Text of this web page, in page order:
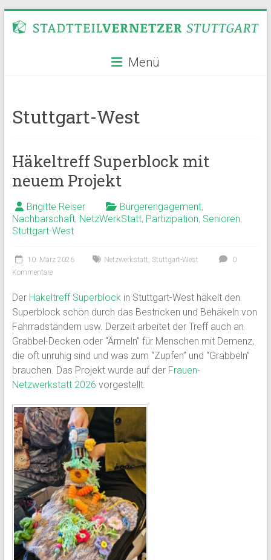
Inhalt
Stadtteilvernetzer
Menü
Stuttgart-West
Häkeltreff Superblock mit
neuem Projekt
Brigitte Reiser Bürgerengagement,
Nachbarschaft, NetzWerkStatt, Partizipation, Senioren,
Stuttgart-West
10. März 2026 Netzwerkstatt, Stuttgart-West
0
Kommentare
Der Häkeltreff Superblockin Stuttgart-West häkelt den
Superblock schön durch das Bestricken und Behäkeln von
Fahrradständern usw. Derzeit arbeitet der Treff auch an
Grabbel-Decken oder “Ärmeln” für Menschen mit Demenz,
die oft unruhig sind und was zum “Zupfen” und “Grabbeln”
brauchen. Das Projekt wurde auf der Frauen-
Netzwerkstatt 2026 vorgestellt.